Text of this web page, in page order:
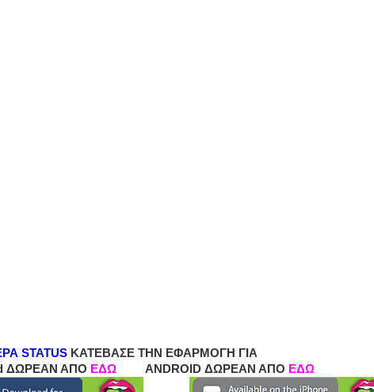
STATUS ΚΑΤΕΒΑΣΕ ΤΗΝ ΕΦΑΡΜΟΓΗ ΓΙΑ
ΔΩΡΕΑΝ ΑΠΟ ΕΔΩ ANDROID ΔΩΡΕΑΝ ΑΠΟ ΕΔΩ